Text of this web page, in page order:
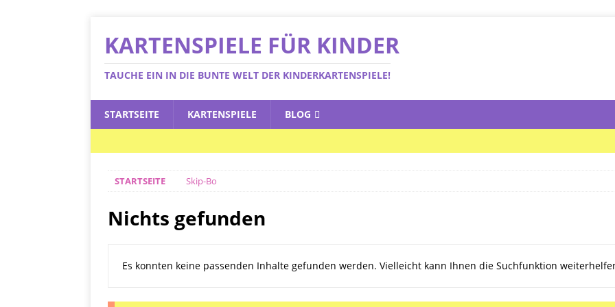
KARTENSPIELE FÜR KINDER
TAUCHE EIN IN DIE BUNTE WELT DER KINDERKARTENSPIELE!
STARTSEITE KARTENSPIELE BLOG
STARTSEITE Skip-Bo
Nichts gefunden
Es konnten keine passenden Inhalte gefunden werden. Vielleicht kann Ihnen die Suchfunktion